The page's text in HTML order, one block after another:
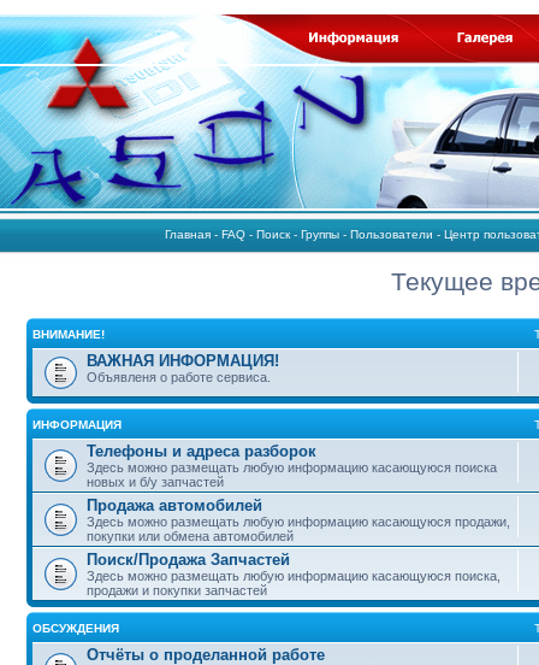
Главная - FAQ - Поиск - Группы - Пользователи - Центр
Текущее
ВНИМАНИЕ!
ВАЖНАЯ ИНФОРМАЦИЯ!
Объявленя о работе сервиса.
ИНФОРМАЦИЯ
Телефоны и адреса разборок
Здесь можно размещать любую информацию касающуюся поиска
новых и б/у запчастей
Продажа автомобилей
Здесь можно размещать любую информацию касающуюся продажи,
покупки или обмена автомобилей
Поиск/Продажа Запчастей
Здесь можно размещать любую информацию касающуюся поиска,
продажи и покупки запчастей
ОБСУЖДЕНИЯ
Отчёты о проделанной работе